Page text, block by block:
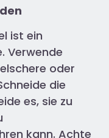
ist ein
Verwende
oder
die
es, sie zu
kann. Achte